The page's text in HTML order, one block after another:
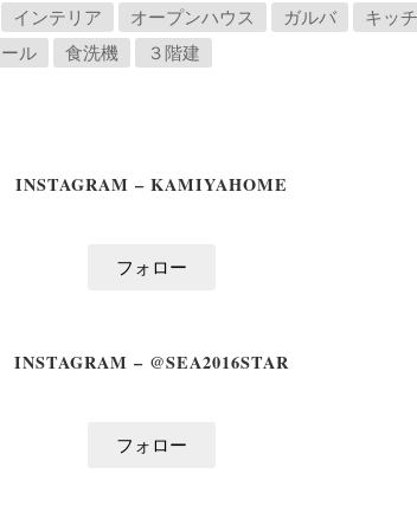
インテリア オープンハウス ガルバ キッ
ル
食洗機 ３階建
INSTAGRAM – KAMIYAHOME
フォロー
INSTAGRAM – @SEA2016STAR
フォロー